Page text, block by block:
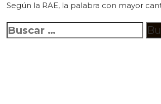
Según la RAE, la palabra con mayor
Buscar: